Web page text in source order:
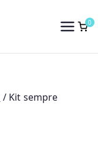
Baby
0
/ Kit sempre